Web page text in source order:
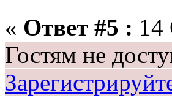
« Ответ #5 : 14
Гостям не